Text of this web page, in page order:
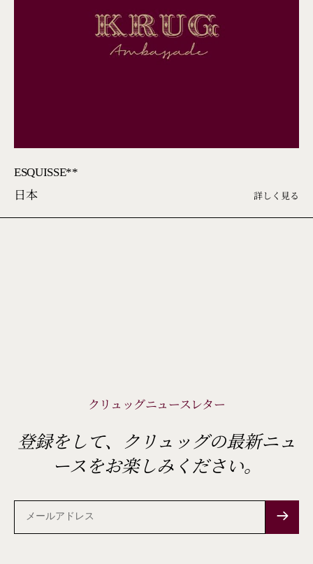
ESQUISSE**
日本 詳しく見る
クリュッグニュースレター
登録をして、クリュッグの最新ニュ
ースをお楽しみください。
メ
ー
ル